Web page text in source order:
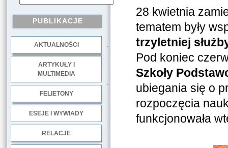
PUBLIKACJE
AKTUALNOŚCI
ARTYKUŁY I
MULTIMEDIA
FELIETONY
ESEJE I WYWIADY
RELACJE
28 kwietnia
tematem były
trzyletniej
Pod koniec
Szkoły
ubiegania się o
rozpoczęcia
funkcjonowała